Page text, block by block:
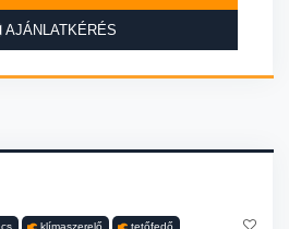
AJÁNLATKÉRÉS
klímaszerelő tetőfedő